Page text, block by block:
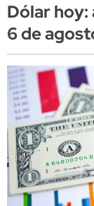
Dólar hoy:
6 de